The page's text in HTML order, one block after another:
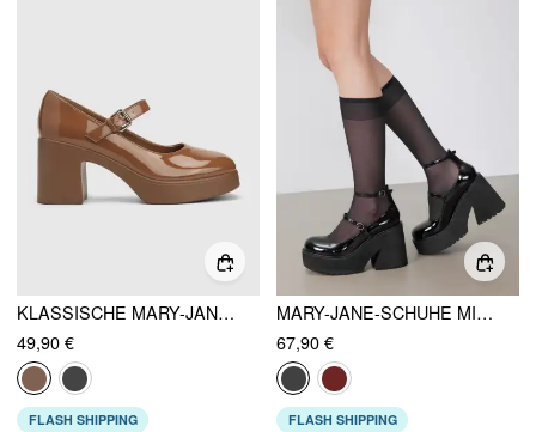
KLASSISCHE MARY-JANE-SCHUHE MIT KRÄFTIGEM ABSATZ UND EINFACHER LASCHE
49,90 €
FLASH SHIPPING
MARY-JANE-SCHUHE MIT DICKEN ABSÄTZEN UND DOPPELTEN RIEMEN
67,90 €
FLASH SHIPPING